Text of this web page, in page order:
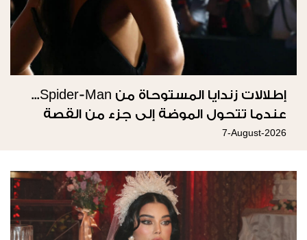
إطلالات زندايا المستوحاة من Spider-Man...
عندما تتحول الموضة إلى جزء من القصة
7-August-2026